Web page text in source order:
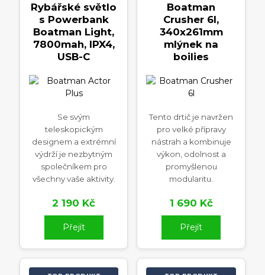
Rybářské světlo
s Powerbank
Boatman Light,
7800mah, IPX4,
USB-C
Se svým
teleskopickým
designem a extrémní
výdrží je nezbytným
společníkem pro
všechny vaše aktivity.
2 190 Kč
Přejít
Boatman
Crusher 6l,
340x261mm
mlýnek na
boilies
Tento drtič je navržen
pro velké přípravy
nástrah a kombinuje
výkon, odolnost a
promyšlenou
modularitu.
1 690 Kč
Přejít